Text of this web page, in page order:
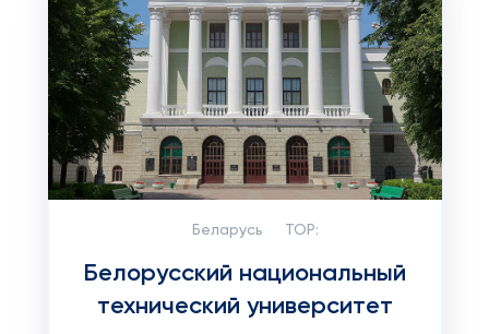
Беларусь TOP:
Белорусский национальный
технический университет